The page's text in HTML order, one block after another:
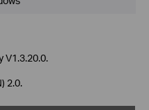
V1.3.20.0.
2.0.